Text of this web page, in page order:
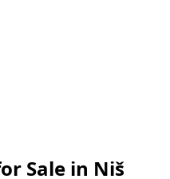
Sale in Niš